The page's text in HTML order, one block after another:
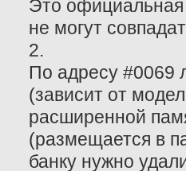
Это официальная
не могут
2.
По адресу #0069
(зависит от
расширенной
(размещается в
банку нужно